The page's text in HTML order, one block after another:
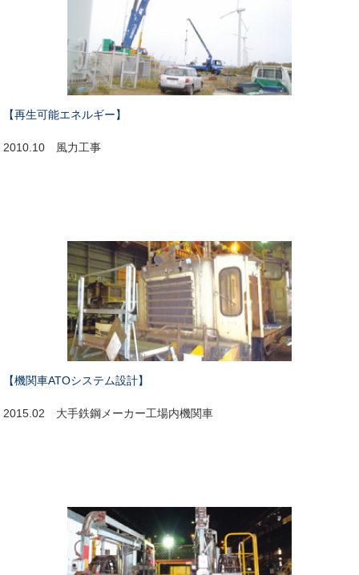
【再生可能エネルギー】
2010.10 風力工事
【機関車ATOシステム設計】
2015.02 大手鉄鋼メーカー工場内機関車